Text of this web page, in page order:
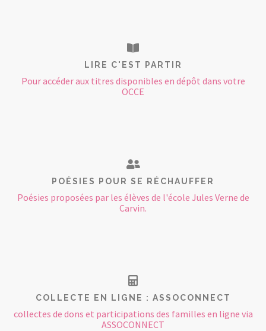
LIRE C'EST PARTIR
Pour accéder aux titres disponibles en dépôt dans votre
OCCE
POÉSIES POUR SE RÉCHAUFFER
Poésies proposées par les élèves de l'école Jules Verne de
Carvin.
COLLECTE EN LIGNE : ASSOCONNECT
collectes de dons et participations des familles en ligne via
ASSOCONNECT